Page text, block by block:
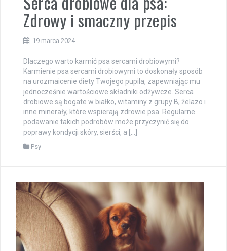
Zdrowy i smaczny przepis
19 marca 2024
Dlaczego warto karmić psa sercami drobiowymi?
Karmienie psa sercami drobiowymi to doskonały sposób
na urozmaicenie diety Twojego pupila, zapewniając mu
jednocześnie wartościowe składniki odżywcze. Serca
drobiowe są bogate w białko, witaminy z grupy B, żelazo i
inne minerały, które wspierają zdrowie psa. Regularne
podawanie takich podrobów może przyczynić się do
poprawy kondycji skóry, sierści, a […]
Psy